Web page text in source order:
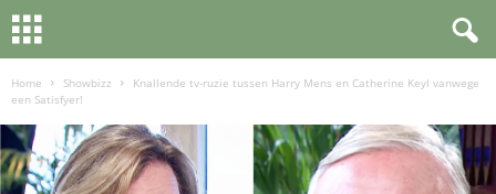
Home Showbizz
Knallende tv-ruzie tussen Harry Mens en Catherine Keyl vanwege
een Satisfyer!